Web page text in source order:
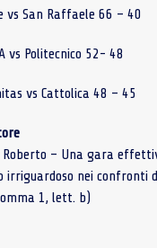
San Raffaele 66 – 40
vs Politecnico 52- 48
vs Cattolica 48 – 45
Roberto – Una gara
irriguardoso nei confronti
1, lett. b)